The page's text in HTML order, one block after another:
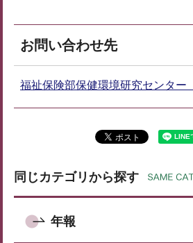
お問い合わせ先
福祉保険部保健環境研究センター
同じカテゴリから探す
年報